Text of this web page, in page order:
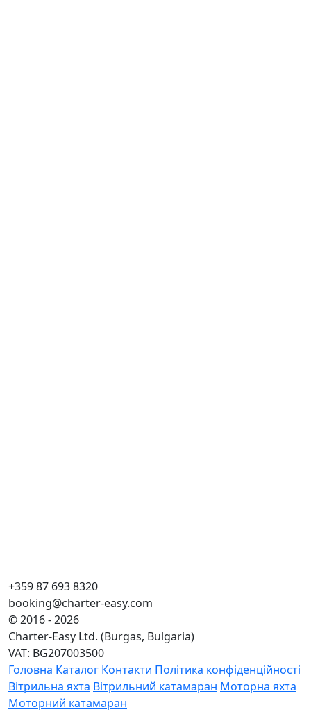
+359 87 693 8320
booking@charter-easy.com
© 2016 - 2026
Charter-Easy Ltd. (Burgas, Bulgaria)
VAT: BG207003500
Головна Каталог Контакти Політика конфіденційності
Вітрильна яхта Вітрильний катамаран Моторна яхта
Моторний катамаран